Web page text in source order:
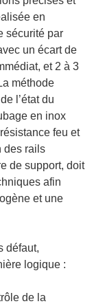
en
sécurité par
un écart de
et 2 à 3
méthode
l’état du
en inox
feu et
des rails
de support, doit
afin
et une
défaut,
logique :
de la